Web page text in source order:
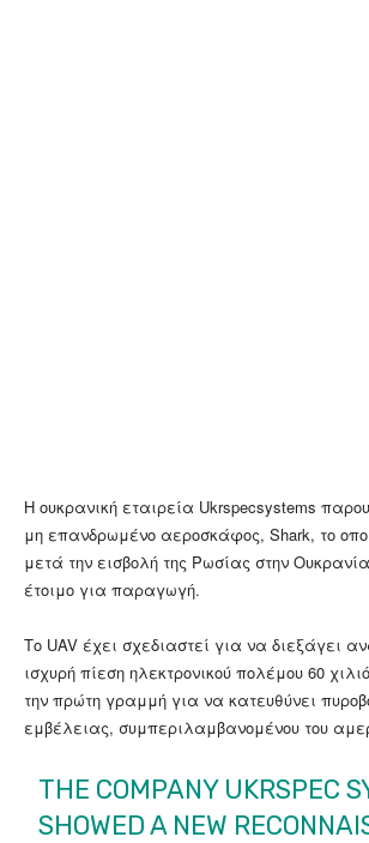
Η ουκρανική εταιρεία Ukrspecsystems
μη επανδρωμένο αεροσκάφος, Shark, το
μετά την εισβολή της Ρωσίας στην
έτοιμο για παραγωγή.
Το UAV έχει σχεδιαστεί για να διεξάγει
ισχυρή πίεση ηλεκτρονικού πολέμου 60
την πρώτη γραμμή για να κατευθύνει
εμβέλειας, συμπεριλαμβανομένου του
THE COMPANY UKRSPEC
SHOWED A NEW